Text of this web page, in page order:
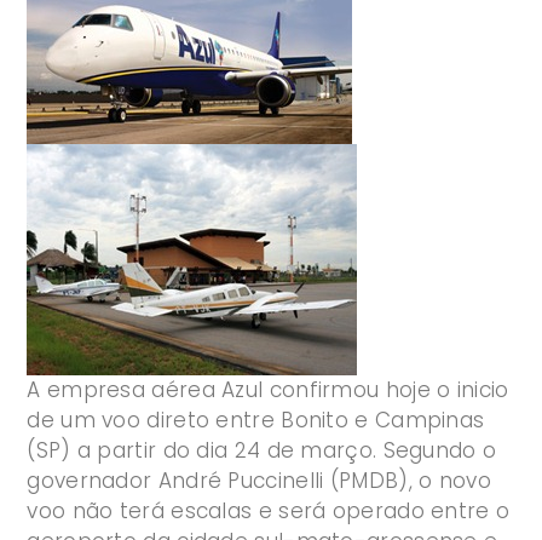
A empresa aérea Azul confirmou hoje o inicio
de um voo direto entre Bonito e Campinas
(SP) a partir do dia 24 de março. Segundo o
governador André Puccinelli (PMDB), o novo
voo não terá escalas e será operado entre o